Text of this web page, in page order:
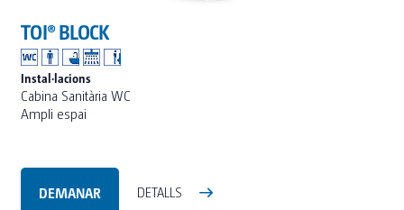
TOI® BLOCK
Instal·lacions
Cabina Sanitària WC
Ampli espai
DEMANAR DETALLS